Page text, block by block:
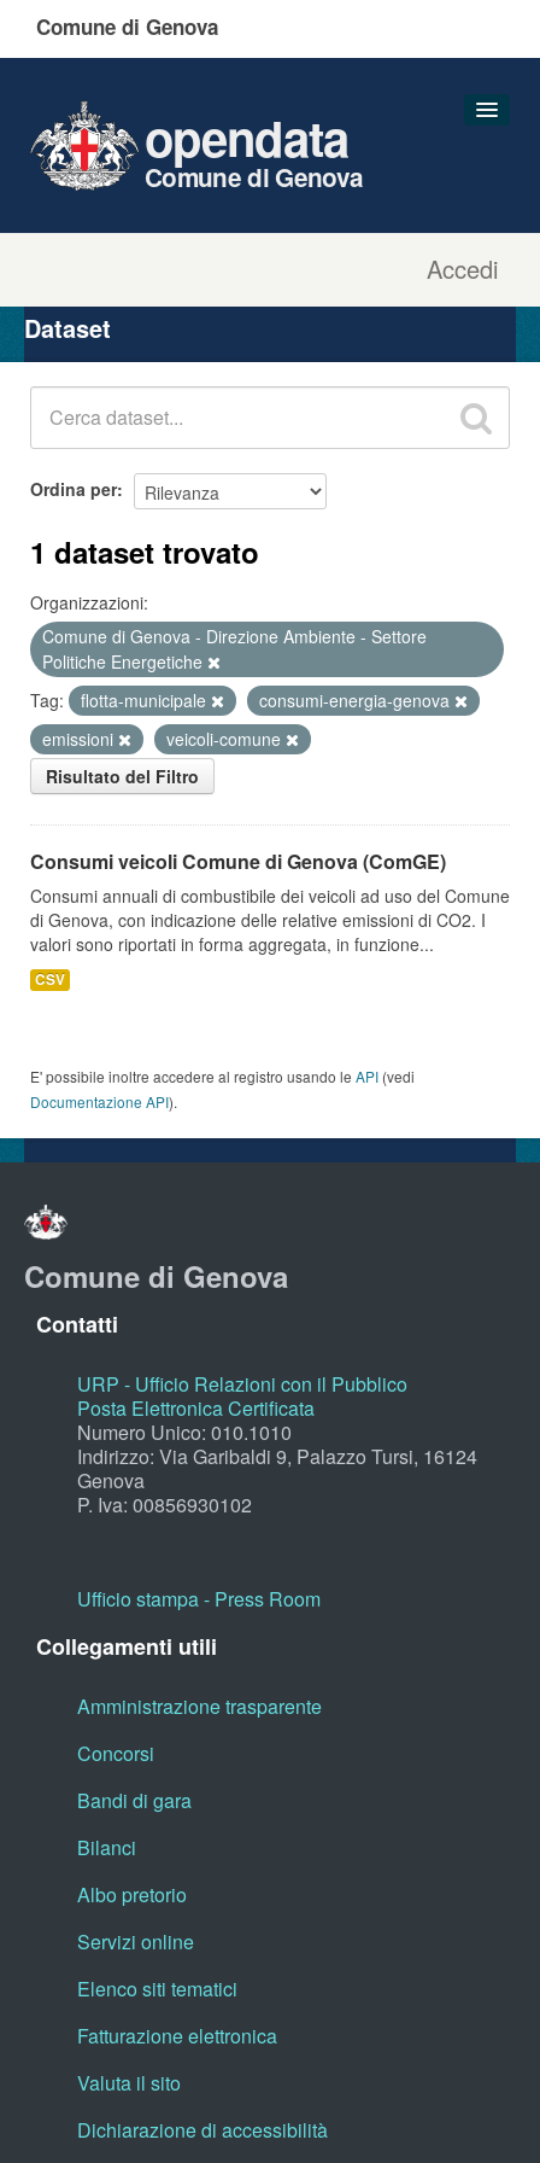
Comune di Genova
Accedi
opendata
Comune di Genova
Organizzazioni
Gruppi
Dataset
Ordina per
1 dataset trovato
Organizzazioni:
Comune di Genova - Direzione Ambiente - Settore
Politiche Energetiche
Tag:
flotta-municipale
consumi-energia-genova
emissioni
veicoli-comune
Risultato del Filtro
Consumi veicoli Comune di Genova (ComGE)
Consumi annuali di combustibile dei veicoli ad uso del Comune
di Genova, con indicazione delle relative emissioni di CO2. I
valori sono riportati in forma aggregata, in funzione...
CSV
E' possibile inoltre accedere al registro usando le API (vedi
Documentazione API).
Comune di Genova
Contatti
URP - Ufficio Relazioni con il Pubblico
Posta Elettronica Certificata
Numero Unico: 010.1010
Indirizzo: Via Garibaldi 9, Palazzo Tursi, 16124
Genova
P. Iva: 00856930102
Ufficio stampa - Press Room
Collegamenti utili
Amministrazione trasparente
Concorsi
Bandi di gara
Bilanci
Albo pretorio
Servizi online
Elenco siti tematici
Fatturazione elettronica
Valuta il sito
Dichiarazione di accessibilità